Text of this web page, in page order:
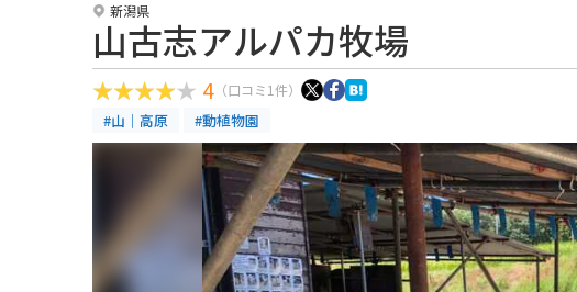
新潟県
山古志アルパカ牧場
4 （口コミ1件）
#山｜高原 #動植物園